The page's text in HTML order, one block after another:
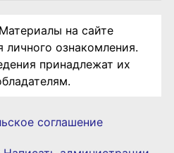
Материалы на сайте
личного ознакомления.
принадлежат их
соглашение